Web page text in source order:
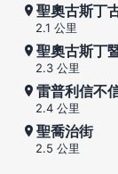
聖奧古斯丁
2.1 公里
聖奧古斯丁
2.3 公里
雷普利信不
2.4 公里
聖喬治街
2.5 公里